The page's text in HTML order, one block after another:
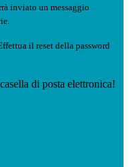
inviato un messaggio
il reset della password
di posta elettronica!